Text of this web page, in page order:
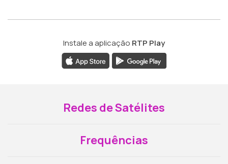
Instale a aplicação RTP Play
Redes de Satélites
Frequências